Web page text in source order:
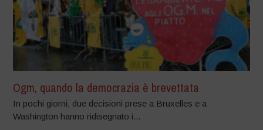
Ogm, quando la democrazia è brevettata
In pochi giorni, due decisioni prese a Bruxelles e a
Washington hanno ridisegnato i...